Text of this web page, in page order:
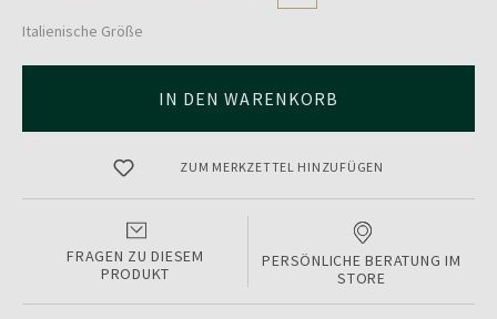
Italienische Größe
IN DEN WARENKORB
ZUM MERKZETTEL HINZUFÜGEN
FRAGEN ZU DIESEM
PRODUKT
PERSÖNLICHE BERATUNG IM
STORE